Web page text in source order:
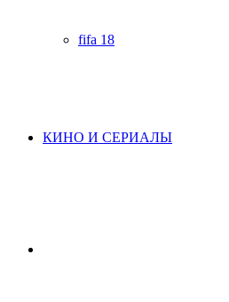
fifa 18
КИНО И СЕРИАЛЫ